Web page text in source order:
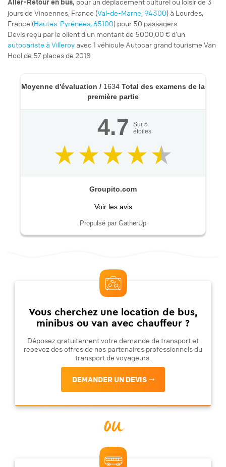
Aller-Retouren bus,
jours de Vincennes, France (Val-de-Marne, 94300) à Lourdes,
France (Hautes-Pyrénées, 65100) pour 50 passagers
Devis reçu par le client d’un montant de 5000,00 € d’un
autocariste à Villeroy avec 1 véhicule Autocar grand tourisme Van
Hool de 57 places de 2018
Moyenne d'évaluation / 1634 Total des examens de la
première partie
4.7 Sur 5
étoiles
Groupito.com
Voir les avis
Propulsé par GatherUp
Vous cherchez une location de bus,
minibus ou van avec chauffeur ?
Déposez gratuitement votre demande de transport et
recevez des offres de nos partenaires professionnels du
transport de voyageurs.
DEMANDER UN DEVIS
ou